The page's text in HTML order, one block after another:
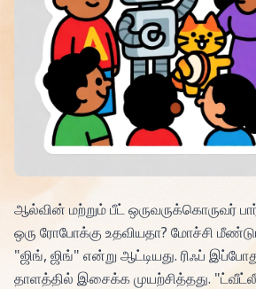
ஆல்வின் மற்றும் பீட் ஒருவருக்கொருவர்
ஒரு ரோபோக்கு உதவியதா? மோச்சி
"ஜிங், ஜிங்" என்று ஆட்டியது. ரிஃப்
தாளத்தில் இசைக்க முயற்சித்தது.